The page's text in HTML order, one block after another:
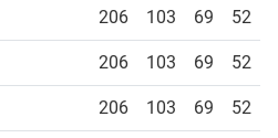
206 103 69 52
206 103 69 52
206 103 69 52